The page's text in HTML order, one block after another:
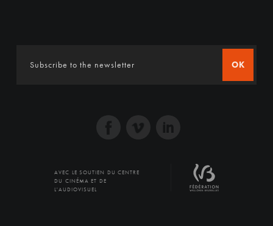
OK
AVEC LE SOUTIEN DU CENTRE
DU CINÉMA ET DE
L'AUDIOVISUEL